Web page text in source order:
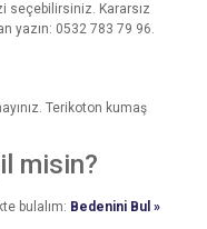
seçebilirsiniz. Kararsız
yazın: 0532 783 79 96.
Terikoton kumaş
misin?
bulalım: Bedenini Bul »